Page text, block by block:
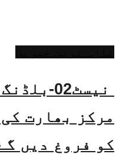
نیسٹ02-
مرکز بھارت
کو فروغ دیں